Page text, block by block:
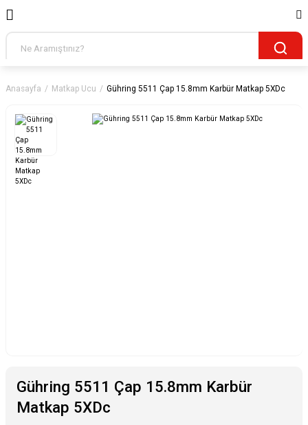
Anasayfa Matkap Ucu Gühring 5511 Çap 15.8mm Karbür Matkap 5XDc
Gühring 5511 Çap 15.8mm Karbür
Matkap 5XDc